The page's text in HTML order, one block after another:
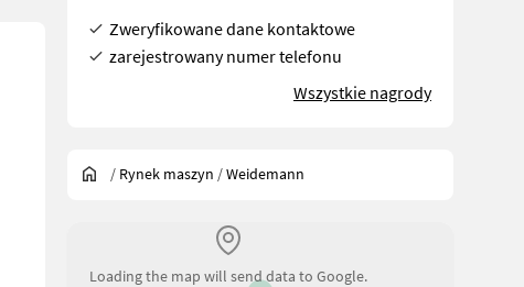
Zweryfikowane dane kontaktowe
zarejestrowany numer telefonu
Wszystkie nagrody
/ Rynek maszyn /Weidemann
Loading the map will send data to Google.